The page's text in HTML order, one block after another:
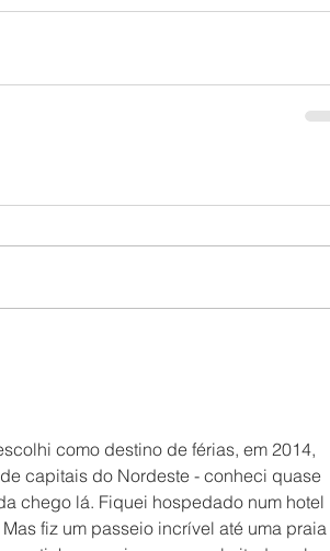
como destino de férias, em 2014,
capitais do Nordeste - conheci quase
chego lá. Fiquei hospedado num hotel
fiz um passeio incrível até uma praia